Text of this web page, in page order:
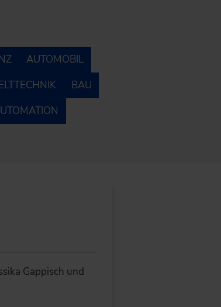
AUTOMOBIL
BAU
Gappisch und